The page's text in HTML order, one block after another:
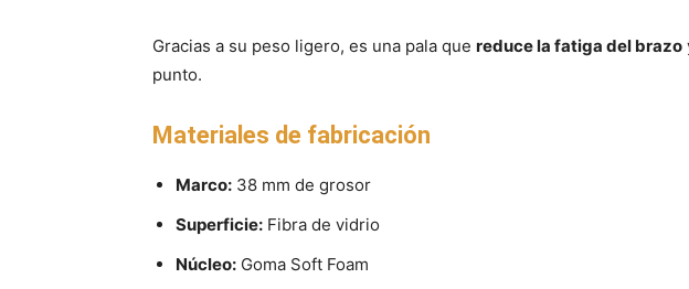
Gracias a su peso ligero, es una pala que reduce la fatiga del brazo
punto.
Materiales de fabricación
Marco: 38 mm de grosor
Superficie: Fibra de vidrio
Núcleo: Goma Soft Foam